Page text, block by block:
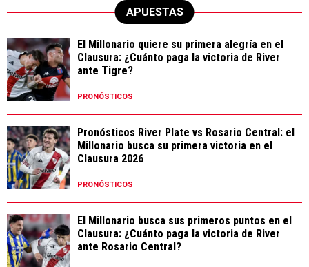
APUESTAS
El Millonario quiere su primera alegría en el
Clausura: ¿Cuánto paga la victoria de River
ante Tigre?
PRONÓSTICOS
Pronósticos River Plate vs Rosario Central: el
Millonario busca su primera victoria en el
Clausura 2026
PRONÓSTICOS
El Millonario busca sus primeros puntos en el
Clausura: ¿Cuánto paga la victoria de River
ante Rosario Central?